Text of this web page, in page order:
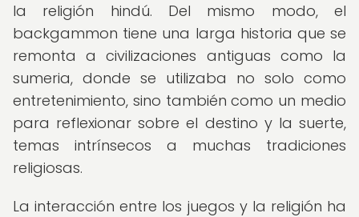
la religión hindú. Del mismo modo, el
backgammon tiene una larga historia que se
remonta a civilizaciones antiguas como la
sumeria, donde se utilizaba no solo como
entretenimiento, sino también como un medio
para reflexionar sobre el destino y la suerte,
temas intrínsecos a muchas tradiciones
religiosas.
La interacción entre los juegos y la religión ha